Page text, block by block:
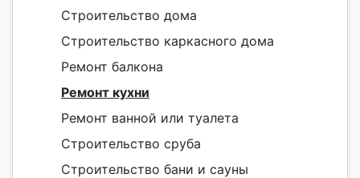
Строительство дома
Строительство каркасного дома
Ремонт балкона
Ремонт кухни
Ремонт ванной или туалета
Строительство сруба
Строительство бани и сауны